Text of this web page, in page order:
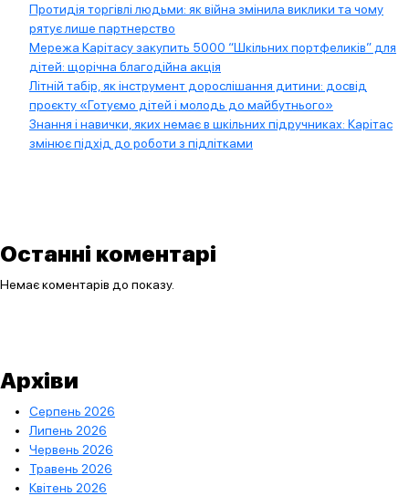
Протидія торгівлі людьми: як війна змінила виклики та чому
рятує лише партнерство
Мережа Карітасу закупить 5000 “Шкільних портфеликів” для
дітей: щорічна благодійна акція
Літній табір, як інструмент дорослішання дитини: досвід
проєкту «Готуємо дітей і молодь до майбутнього»
Знання і навички, яких немає в шкільних підручниках: Карітас
змінює підхід до роботи з підлітками
Останні коментарі
Немає коментарів до показу.
Архіви
Серпень 2026
Липень 2026
Червень 2026
Травень 2026
Квітень 2026